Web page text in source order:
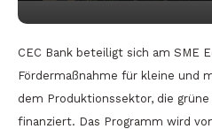
CEC Bank beteiligt sich am SME
Fördermaßnahme für kleine und
dem Produktionssektor, die
finanziert. Das Programm wird